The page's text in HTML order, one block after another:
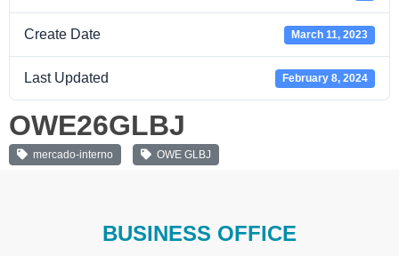
Create Date March 11, 2023
Last Updated February 8, 2024
OWE26GLBJ
mercado-interno OWE GLBJ
BUSINESS OFFICE